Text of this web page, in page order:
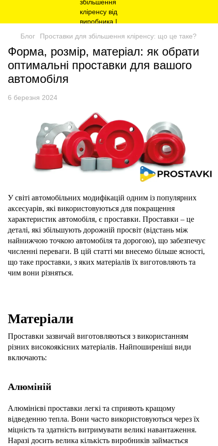
Блог Проставки для збільшення кліренсу: що це таке?
Форма, розмір, матеріал: як обрати
оптимальні проставки для вашого
автомобіля
6 березня 2024
У світі автомобільних модифікацій одним із популярних
аксесуарів, які використовуються для покращення
характеристик автомобіля, є проставки. Проставки – це
деталі, які збільшують дорожній просвіт (відстань між
найнижчою точкою автомобіля та дорогою), що забезпечує
численні переваги. В цій статті ми внесемо більше ясності,
що таке проставки, з яких матеріалів їх виготовляють та
чим вони різняться.
Матеріали
Проставки зазвичай виготовляються з використанням
різних високоякісних матеріалів. Найпоширеніші види
включають:
Алюміній
Алюмінієві проставки легкі та сприяють кращому
відведенню тепла. Вони часто використовуються через їх
міцність та здатність витримувати великі навантаження.
Наразі досить велика кількість виробників займається